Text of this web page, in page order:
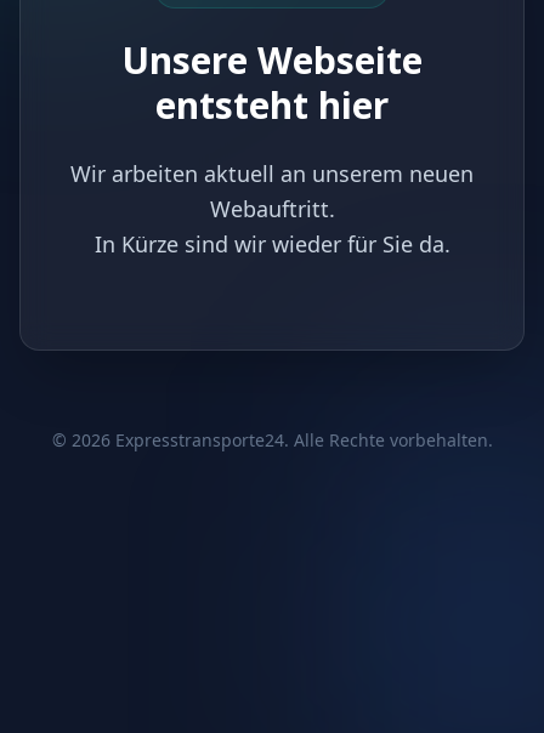
Unsere Webseite
entsteht hier
Wir arbeiten aktuell an unserem neuen
Webauftritt.
In Kürze sind wir wieder für Sie da.
© 2026Expresstransporte24. Alle Rechte vorbehalten.